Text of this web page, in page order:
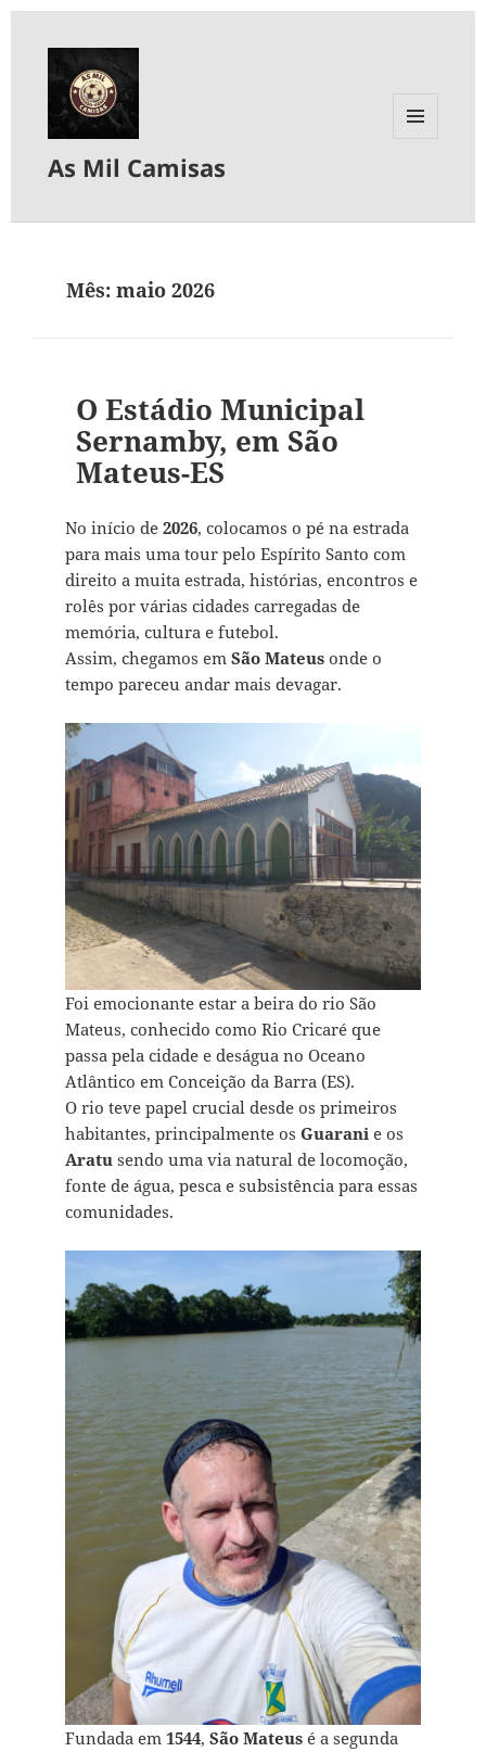
As Mil Camisas
Mês:maio 2026
O Estádio Municipal
Sernamby, em São
Mateus-ES
No início de 2026, colocamos o pé na estrada
para mais uma tour pelo Espírito Santo com
direito a muita estrada, histórias, encontros e
rolês por várias cidades carregadas de
memória, cultura e futebol.
Assim, chegamos em São Mateusonde o
tempo pareceu andar mais devagar.
Foi emocionante estar a beira do rio São
Mateus, conhecido como Rio Cricaré que
passa pela cidade e deságua no Oceano
Atlântico em Conceição da Barra (ES).
O rio teve papel crucial desde os primeiros
habitantes, principalmente os Guaranie os
Aratusendo uma via natural de locomoção,
fonte de água, pesca e subsistência para essas
comunidades.
Fundada em 1544, São Mateusé a segunda